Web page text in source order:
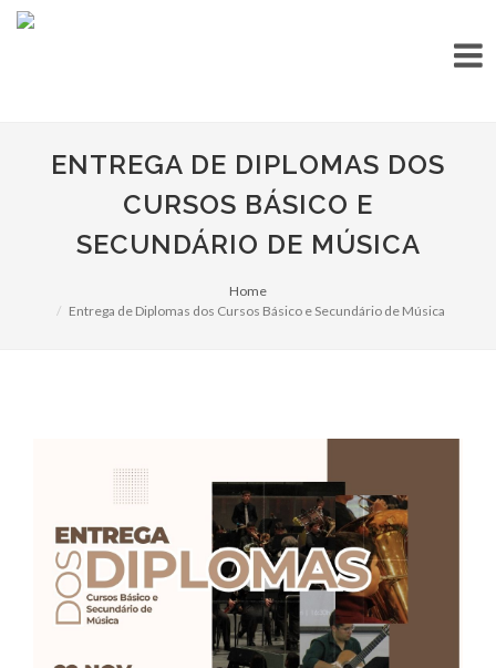
ENTREGA DE DIPLOMAS DOS
CURSOS BÁSICO E
SECUNDÁRIO DE MÚSICA
Home
Entrega de Diplomas dos Cursos Básico e Secundário de Música